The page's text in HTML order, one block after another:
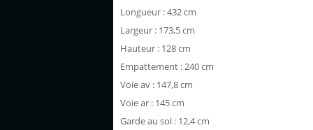
Longueur : 432 cm
Largeur : 173,5 cm
Hauteur : 128 cm
Empattement : 240 cm
Voie av : 147,8 cm
Voie ar : 145 cm
Garde au sol : 12,4 cm